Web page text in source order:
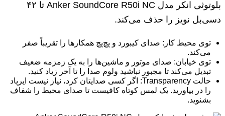
بلوتوثی انکر مدل Anker SoundCore R50i NC تا ۴۲
دسی‌بل نویز را حذف می‌کند.
توی محیط کار: صدای کیبورد و پچ‌پچ همکارها را تقریباً صفر
می‌کند.
توی خیابان: صدای موتور و ماشین‌ها را به یک زمزمه ضعیف
تبدیل می‌کند تا مجبور نباشید ولوم صدا را تا آخر زیاد کنید.
حالت Transparency: اگر کسی صدایتان کرد، نیاز نیست ایرپاد
را در بیاورید. یک لمس کوتاه کافیست تا صدای محیط را شفاف
بشنوید.